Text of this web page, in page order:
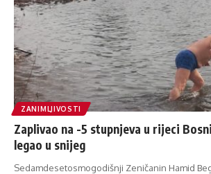
ZANIMLJIVOSTI
Zaplivao na -5 stupnjeva u rijeci
legao u snijeg
Sedamdesetosmogodišnji Zeničanin Hamid